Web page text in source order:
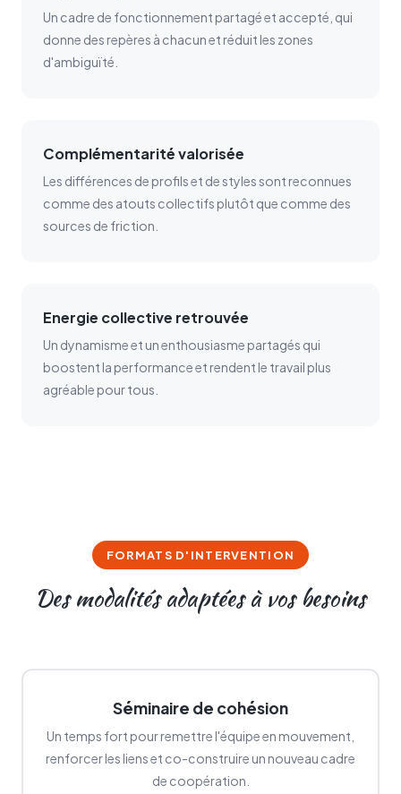
Un cadre de fonctionnement partagé et accepté, qui
donne des repères à chacun et réduit les zones
d'ambiguïté.
Complémentarité valorisée
Les différences de profils et de styles sont reconnues
comme des atouts collectifs plutôt que comme des
sources de friction.
Energie collective retrouvée
Un dynamisme et un enthousiasme partagés qui
boostent la performance et rendent le travail plus
agréable pour tous.
FORMATS D'INTERVENTION
Des modalités adaptées à vos besoins
Séminaire de cohésion
Un temps fort pour remettre l'équipe en mouvement,
renforcer les liens et co-construire un nouveau cadre
de coopération.